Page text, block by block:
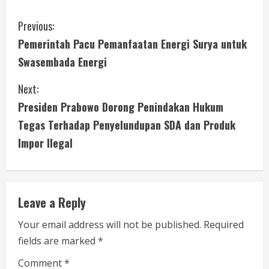
C
o
n
t
i
n
u
e
R
e
Previous:
Pemerintah Pacu Pemanfaatan Energi Surya untuk
Swasembada Energi
Next:
Presiden Prabowo Dorong Penindakan Hukum
Tegas Terhadap Penyelundupan SDA dan Produk
Impor Ilegal
Leave a Reply
Your email address will not be published. Required
fields are marked *
Comment*